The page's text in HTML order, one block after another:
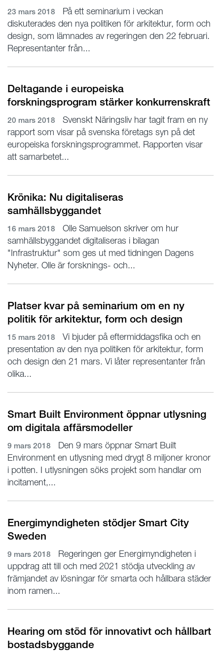
23 mars 2018
På ett seminarium i veckan
diskuterades den nya politiken för arkitektur, form och
design, som lämnades av regeringen den 22 februari.
Representanter från...
Deltagande i europeiska
forskningsprogram stärker konkurrenskraft
20 mars 2018
Svenskt Näringsliv har tagit fram en ny
rapport som visar på svenska företags syn på det
europeiska forskningsprogrammet. Rapporten visar
att samarbetet...
Krönika: Nu digitaliseras
samhällsbyggandet
16 mars 2018
Olle Samuelson skriver om hur
samhällsbyggandet digitaliseras i bilagan
"Infrastruktur" som ges ut med tidningen Dagens
Nyheter. Olle är forsknings- och...
Platser kvar på seminarium om en ny
politik för arkitektur, form och design
15 mars 2018
Vi bjuder på eftermiddagsfika och en
presentation av den nya politiken för arkitektur, form
och design den 21 mars. Vi låter representanter från
olika...
Smart Built Environment öppnar utlysning
om digitala affärsmodeller
9 mars 2018
Den 9 mars öppnar Smart Built
Environment en utlysning med drygt 8 miljoner kronor
i potten. I utlysningen söks projekt som handlar om
incitament,...
Energimyndigheten stödjer Smart City
Sweden
9 mars 2018
Regeringen ger Energimyndigheten i
uppdrag att till och med 2021 stödja utveckling av
främjandet av lösningar för smarta och hållbara städer
inom ramen...
Hearing om stöd för innovativt och hållbart
bostadsbyggande